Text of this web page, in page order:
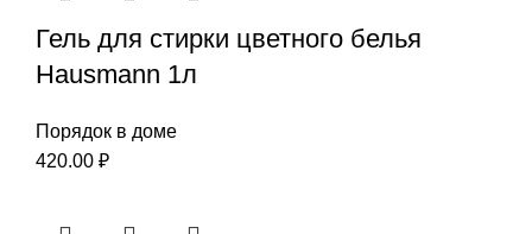
Гель для стирки цветного белья
Hausmann 1л
Порядок в доме
420.00 ₽